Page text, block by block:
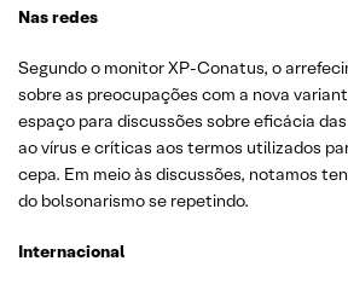
Nas redes
Segundo o monitor XP-Conatus, o
sobre as preocupações com a nova
espaço para discussões sobre eficácia
ao vírus e críticas aos termos utilizados
cepa. Em meio às discussões, notamos
do bolsonarismo se repetindo.
Internacional